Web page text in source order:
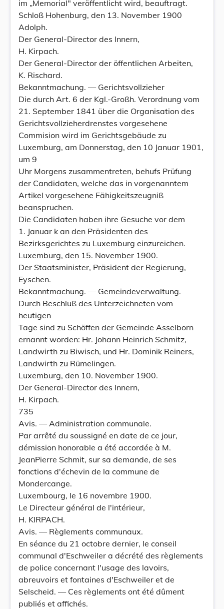
im „Memorial" veröffentlicht wird, beauftragt.
Schloß Hohenburg, den 13. November 1900
Adolph.
Der General-Director des Innern,
H. Kirpach.
Der General-Director der öffentlichen Arbeiten,
K. Rischard.
Bekanntmachung. — Gerichtsvollzieher
Die durch Art. 6 der Kgl.-Großh. Verordnung vom
21. September 1841 über die Organisation des
Gerichtsvollzieherdrenstes vorgesehene
Commision wird im Gerichtsgebäude zu
Luxemburg, am Donnerstag, den 10 Januar 1901,
um 9
Uhr Morgens zusammentreten, behufs Prüfung
der Candidaten, welche das in vorgenanntem
Artikel vorgesehene Fähigkeitszeugniß
beanspruchen.
Die Candidaten haben ihre Gesuche vor dem
1. Januar k an den Präsidenten des
Bezirksgerichtes zu Luxemburg einzureichen.
Luxemburg, den 15. November 1900.
Der Staatsminister, Präsident der Regierung,
Eyschen.
Bekanntmachung. — Gemeindeverwaltung.
Durch Beschluß des Unterzeichneten vom
heutigen
Tage sind zu Schöffen der Gemeinde Asselborn
ernannt worden: Hr. Johann Heinrich Schmitz,
Landwirth zu Biwisch, und Hr. Dominik Reiners,
Landwirth zu Rümelingen.
Luxemburg, den 10. November 1900.
Der General-Director des Innern,
H. Kirpach.
735
Avis. — Administration communale.
Par arrêté du soussigné en date de ce jour,
démission honorable a été accordée à M.
JeanPierre Schmit, sur sa demande, de ses
fonctions d'échevin de la commune de
Mondercange.
Luxembourg, le 16 novembre 1900.
Le Directeur général de l'intérieur,
H. KIRPACH.
Avis. — Règlements communaux.
En séance du 21 octobre dernier, le conseil
communal d'Eschweiler a décrété des règlements
de police concernant l'usage des lavoirs,
abreuvoirs et fontaines d'Eschweiler et de
Selscheid. — Ces règlements ont été dûment
publiés et affichés.